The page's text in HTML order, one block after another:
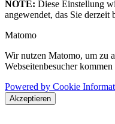
NOTE: Diese Einstellung
angewendet, das Sie derzeit
Matomo
Wir nutzen Matomo, um zu
Webseitenbesucher
Powered by Cookie
Akzeptieren